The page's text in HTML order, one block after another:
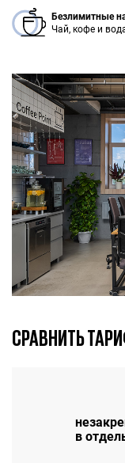
Безлимитные
Чай, кофе и
СРАВНИТЬ
в